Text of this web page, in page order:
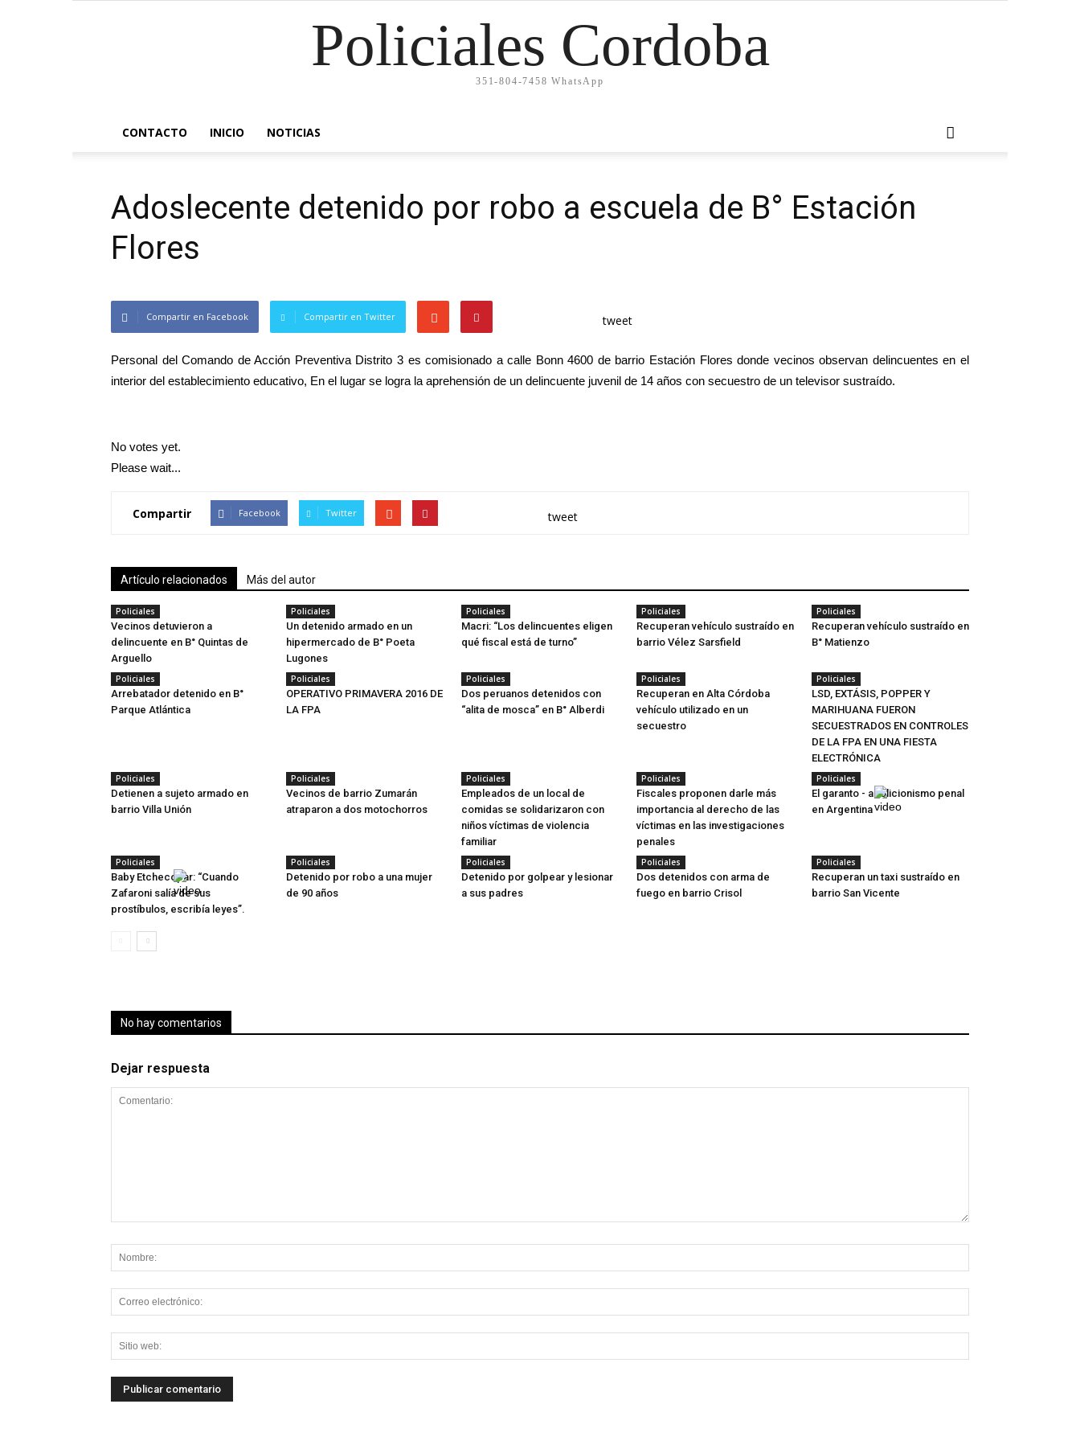
Policiales Cordoba
351-804-7458 WhatsApp
CONTACTO INICIO NOTICIAS
Adoslecente detenido por robo a escuela de B° Estación
Flores
Compartir en Facebook Compartir en Twitter tweet
Personal del Comando de Acción Preventiva Distrito 3 es comisionado a calle Bonn 4600 de barrio Estación Flores donde vecinos observan delincuentes en el
interior del establecimiento educativo, En el lugar se logra la aprehensión de un delincuente juvenil de 14 años con secuestro de un televisor sustraído.
No votes yet.
Please wait...
Compartir Facebook Twitter tweet
Artículo relacionados Más del autor
Policiales
Vecinos detuvieron a
delincuente en B° Quintas de
Arguello
Policiales
Un detenido armado en un
hipermercado de B° Poeta
Lugones
Policiales
Macri: “Los delincuentes eligen
qué fiscal está de turno”
Policiales
Recuperan vehículo sustraído en
barrio Vélez Sarsfield
Policiales
Recuperan vehículo sustraído en
B° Matienzo
Policiales
Arrebatador detenido en B°
Parque Atlántica
Policiales
OPERATIVO PRIMAVERA 2016 DE
LA FPA
Policiales
Dos peruanos detenidos con
“alita de mosca” en B° Alberdi
Policiales
Recuperan en Alta Córdoba
vehículo utilizado en un
secuestro
Policiales
LSD, EXTÁSIS, POPPER Y
MARIHUANA FUERON
SECUESTRADOS EN CONTROLES
DE LA FPA EN UNA FIESTA
ELECTRÓNICA
Policiales
Detienen a sujeto armado en
barrio Villa Unión
Policiales
Vecinos de barrio Zumarán
atraparon a dos motochorros
Policiales
Empleados de un local de
comidas se solidarizaron con
niños víctimas de violencia
familiar
Policiales
Fiscales proponen darle más
importancia al derecho de las
víctimas en las investigaciones
penales
Policiales
El garanto - abolicionismo penal
en Argentina
Policiales
Baby Etchecopar: “Cuando
Zafaroni salía de sus
prostíbulos, escribía leyes”.
Policiales
Detenido por robo a una mujer
de 90 años
Policiales
Detenido por golpear y lesionar
a sus padres
Policiales
Dos detenidos con arma de
fuego en barrio Crisol
Policiales
Recuperan un taxi sustraído en
barrio San Vicente
No hay comentarios
Dejar respuesta